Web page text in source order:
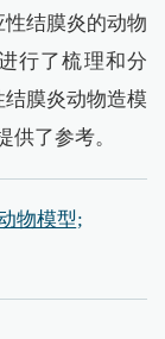
性结膜炎的动物
行了梳理和分
膜炎动物造模
了参考。
物模型;